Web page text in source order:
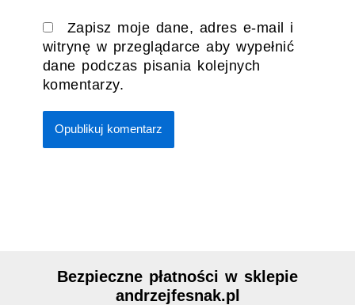
Zapisz moje dane, adres e-mail i
witrynę w przeglądarce aby wypełnić
dane podczas pisania kolejnych
komentarzy.
Bezpieczne płatności w sklepie
andrzejfesnak.pl